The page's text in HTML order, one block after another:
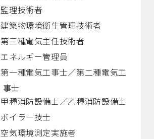
監理技術者
建築物環境衛生管理技術者
第三種電気主任技術者
エネルギー管理員
第一種電気工事士／第二種電気工
事士
甲種消防設備士／乙種消防設備士
ボイラー技士
空気環境測定実施者